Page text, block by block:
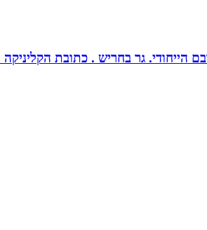
כתובת הקליניקה : רחוב כלנית 30 חריש . מנחה